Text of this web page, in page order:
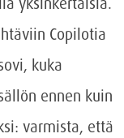
Copilotia
kuka
ennen kuin
varmista, että